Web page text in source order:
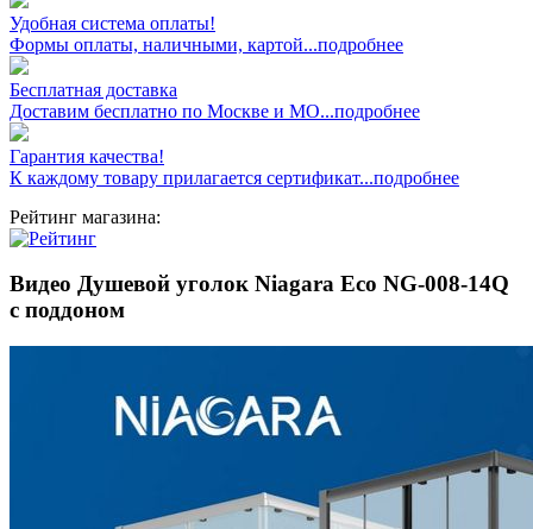
Удобная система оплаты!
Формы оплаты, наличными, картой...подробнее
Бесплатная доставка
Доставим бесплатно по Москве и МО...подробнее
Гарантия качества!
К каждому товару прилагается сертификат...подробнее
Рейтинг магазина:
Видео Душевой уголок Niagara Eco NG-008-14Q
с поддоном